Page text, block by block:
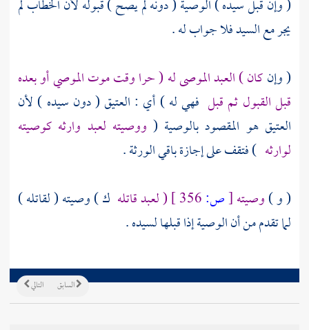
( وإن قبل سيده ) الوصية ( دونه لم يصح ) قبوله لأن الخطاب لم
يجر مع السيد فلا جواب له .
( وإنكان ) العبد الموصى له ( حرا وقت موت الموصي أو بعده
قبل القبول ثم قبل فهي له ) أي : العتيق ( دون سيده ) لأن
العتيق هو المقصود بالوصية ( ووصيته لعبد وارثه كوصيته
لوارثه ) فتقف على إجازة باقي الورثة .
( و )وصيته[ص: ( لعبد قاتله ك ) وصيته ( لقاتله )
لما تقدم من أن الوصية إذا قبلها لسيده .
التالي السابق